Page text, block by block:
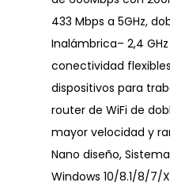
433 Mbps a 5GHz,
Inalámbrica– 2,4
conectividad
dispositivos para
router de WiFi de
mayor velocidad y
Nano diseño,
Windows 10/8.1/8/7/